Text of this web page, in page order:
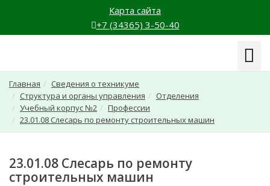
Карта сайта
+7 (34365) 3-50-40
Главная
Сведения о техникуме
Структура и органы управления
Отделения
Учебный корпус №2
Профессии
23.01.08 Слесарь по ремонту строительных машин
23.01.08 Слесарь по ремонту
строительных машин